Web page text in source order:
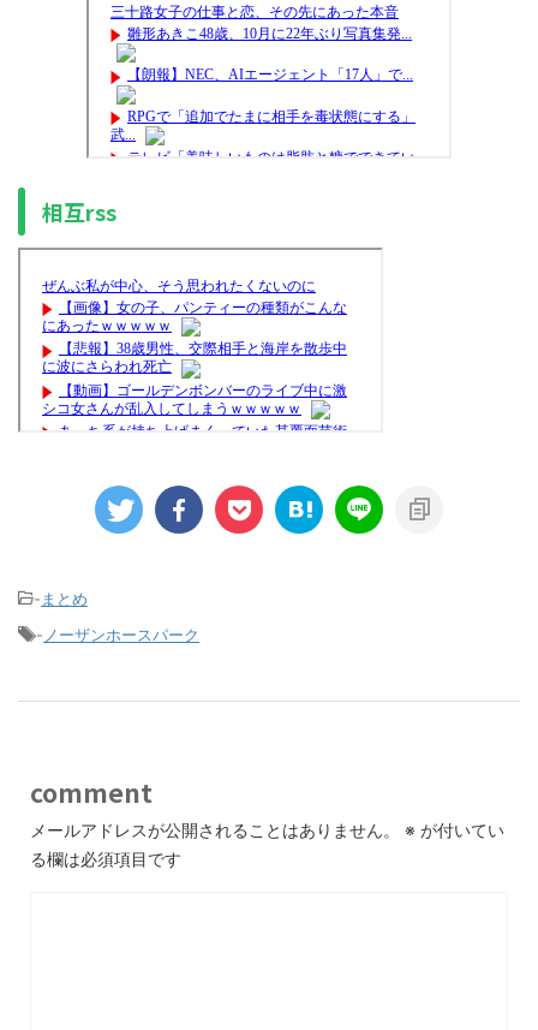
相互rss
-まとめ
-ノーザンホースパーク
comment
メールアドレスが公開されることはありません。 ※ が付いてい
る欄は必須項目です